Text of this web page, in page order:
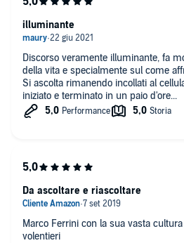
Discorso veramente illuminante, fa
della vita e specialmente sul come
Si ascolta rimanendo incollati al
iniziato e terminato in un paio d'ore...
illuminante
Marco Ferrini con la sua vasta cultura si ascolta sempre
volentieri
Da ascoltare e riascoltare